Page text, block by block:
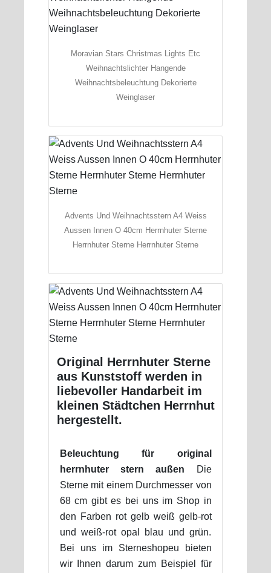
Moravian Stars Christmas Lights Etc
Weihnachtslichter Hangende
Weihnachtsbeleuchtung Dekorierte
Weinglaser
Advents Und Weihnachtsstern A4 Weiss
Aussen Innen O 40cm Herrnhuter Sterne
Herrnhuter Sterne Herrnhuter Sterne
Original Herrnhuter Sterne
aus Kunststoff werden in
liebevoller Handarbeit im
kleinen Städtchen Herrnhut
hergestellt.
Beleuchtung für original
herrnhuter stern außen Die
Sterne mit einem Durchmesser von
68 cm gibt es bei uns im Shop in
den Farben rot gelb weiß gelb-rot
und weiß-rot opal blau und grün.
Bei uns im Sterneshopeu bieten
wir Ihnen darum zum Beispiel für